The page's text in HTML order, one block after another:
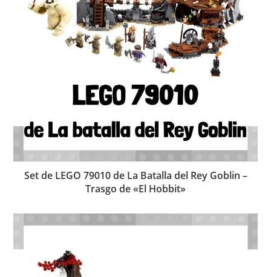
Set de LEGO 79010 de La Batalla del Rey Goblin –
Trasgo de «El Hobbit»